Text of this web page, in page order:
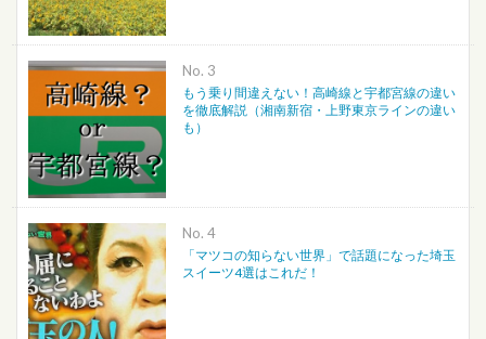
No.
もう乗り間違えない！高崎線と宇都宮線の違い
を徹底解説（湘南新宿・上野東京ラインの違い
も）
No.
「マツコの知らない世界」で話題になった埼玉
スイーツ4選はこれだ！